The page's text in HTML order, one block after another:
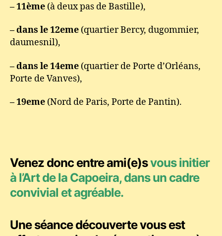
– 11ème (à deux pas de Bastille),
– dans le 12eme (quartier Bercy, dugommier,
daumesnil),
– dans le 14eme (quartier de Porte d’Orléans,
Porte de Vanves),
– 19eme (Nord de Paris, Porte de Pantin).
Venez donc entre ami(e)svous initier
à l’Art de la Capoeira, dans un cadre
convivial et agréable.
Une séance découverte vous est